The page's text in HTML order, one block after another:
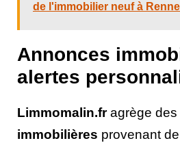
de l'immobilier neuf à
Annonces
alertes
Limmomalin.fragrège des
immobilières provenant